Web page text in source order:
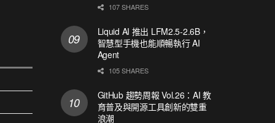
107 SHARES
Liquid AI 推出 LFM2.5-2.6B，
智慧型手機也能順暢執行 AI
Agent
105 SHARES
GitHub 趨勢周報 Vol.26：AI 教
育普及與開源工具創新的雙重
浪潮